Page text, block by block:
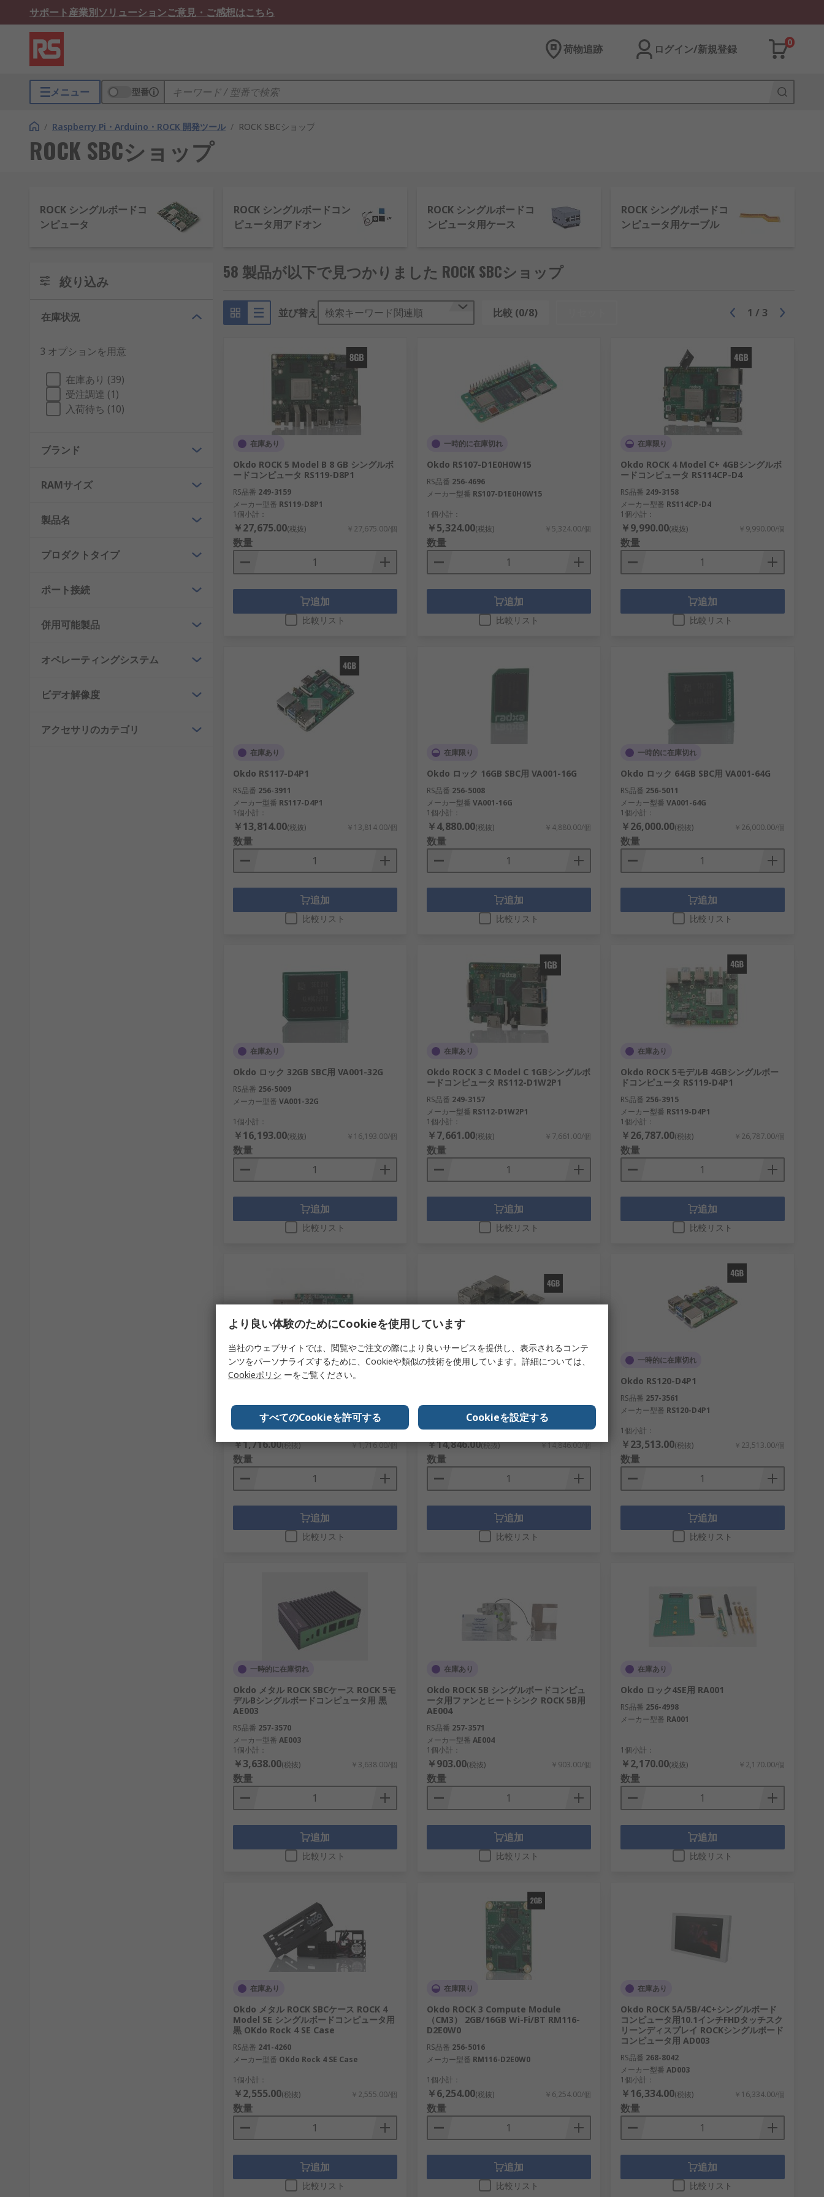
サポート産業別ソリューションご意見・ご感想はこちら
荷物追跡 ログイン/新規登録
0
メニュー 型番
/ Raspberry Pi・Arduino・ROCK 開発ツール / ROCK SBCショップ
ROCK SBCショップ
ROCK シングルボードコ
ンピュータ
ROCK シングルボードコン
ピュータ用アドオン
ROCK シングルボードコ
ンピュータ用ケース
ROCK シングルボードコ
ンピュータ用ケーブル
絞り込み
在庫状況
3 オプションを用意
在庫あり (39)
受注調達 (1)
入荷待ち (10)
ブランド
RAMサイズ
製品名
プロダクトタイプ
ポート接続
併用可能製品
オペレーティングシステム
ビデオ解像度
アクセサリのカテゴリ
58 製品が以下で見つかりました ROCK SBCショップ
並び替え 検索キーワード関連順 比較 (0/8) 1 / 3
在庫あり
Okdo ROCK 5 Model B 8 GB シングルボ
ードコンピュータ RS119-D8P1
RS品番 249-3159
メーカー型番 RS119-D8P1
1個小計：
￥27,675.00(税抜) ￥27,675.00/個
数量
追加
比較リスト
一時的に在庫切れ
Okdo RS107-D1E0H0W15
RS品番 256-4696
メーカー型番 RS107-D1E0H0W15
1個小計：
￥5,324.00(税抜) ￥5,324.00/個
数量
追加
比較リスト
在庫限り
Okdo ROCK 4 Model C+ 4GBシングルボ
ードコンピュータ RS114CP-D4
RS品番 249-3158
メーカー型番 RS114CP-D4
1個小計：
￥9,990.00(税抜) ￥9,990.00/個
数量
追加
比較リスト
在庫あり
Okdo RS117-D4P1
RS品番 256-3911
メーカー型番 RS117-D4P1
1個小計：
￥13,814.00(税抜) ￥13,814.00/個
数量
追加
比較リスト
在庫限り
Okdo ロック 16GB SBC用 VA001-16G
RS品番 256-5008
メーカー型番 VA001-16G
1個小計：
￥4,880.00(税抜) ￥4,880.00/個
数量
追加
比較リスト
一時的に在庫切れ
Okdo ロック 64GB SBC用 VA001-64G
RS品番 256-5011
メーカー型番 VA001-64G
1個小計：
￥26,000.00(税抜) ￥26,000.00/個
数量
追加
比較リスト
在庫あり
Okdo ロック 32GB SBC用 VA001-32G
RS品番 256-5009
メーカー型番 VA001-32G
1個小計：
￥16,193.00(税抜) ￥16,193.00/個
数量
追加
比較リスト
在庫あり
Okdo ROCK 3 C Model C 1GBシングルボ
ードコンピュータ RS112-D1W2P1
RS品番 249-3157
メーカー型番 RS112-D1W2P1
1個小計：
￥7,661.00(税抜) ￥7,661.00/個
数量
追加
比較リスト
在庫あり
Okdo ROCK 5モデルB 4GBシングルボー
ドコンピュータ RS119-D4P1
RS品番 256-3915
メーカー型番 RS119-D4P1
1個小計：
￥26,787.00(税抜) ￥26,787.00/個
数量
追加
比較リスト
在庫あり
Okdo SBCのロック用 RA004
1個小計：
￥1,716.00(税抜) ￥1,716.00/個
数量
追加
比較リスト
在庫限り
RS品番220-9536
メーカー型番RS114SE-D4W2P1
1個小計：
￥14,846.00(税抜) ￥14,846.00/個
数量
追加
比較リスト
一時的に在庫切れ
Okdo RS120-D4P1
RS品番 257-3561
メーカー型番 RS120-D4P1
1個小計：
￥23,513.00(税抜) ￥23,513.00/個
数量
追加
比較リスト
一時的に在庫切れ
Okdo メタル ROCK SBCケース ROCK 5モ
デルBシングルボードコンピュータ用 黒
AE003
RS品番 257-3570
メーカー型番 AE003
1個小計：
￥3,638.00(税抜) ￥3,638.00/個
数量
追加
比較リスト
在庫あり
Okdo ROCK 5B シングルボードコンピュ
ータ用ファンとヒートシンク ROCK 5B用
AE004
RS品番 257-3571
メーカー型番 AE004
1個小計：
￥903.00(税抜) ￥903.00/個
数量
追加
比較リスト
在庫あり
Okdo ロック4SE用 RA001
RS品番 256-4998
メーカー型番 RA001
1個小計：
￥2,170.00(税抜) ￥2,170.00/個
数量
追加
比較リスト
在庫あり
Okdo メタル ROCK SBCケース ROCK 4
Model SE シングルボードコンピュータ用
黒 OKdo Rock 4 SE Case
RS品番 241-4260
メーカー型番 OKdo Rock 4 SE Case
1個小計：
￥2,555.00(税抜) ￥2,555.00/個
数量
追加
比較リスト
在庫限り
Okdo ROCK 3 Compute Module
（CM3） 2GB/16GB Wi-Fi/BT RM116-
D2E0W0
RS品番 256-5016
メーカー型番 RM116-D2E0W0
1個小計：
￥6,254.00(税抜) ￥6,254.00/個
数量
追加
比較リスト
在庫あり
Okdo ROCK 5A/5B/4C+シングルボード
コンピュータ用10.1インチFHDタッチスク
リーンディスプレイ ROCKシングルボード
コンピュータ用 AD003
RS品番 268-8042
メーカー型番 AD003
1個小計：
￥16,334.00(税抜) ￥16,334.00/個
数量
追加
比較リスト
より良い体験のためにCookieを使用しています
当社のウェブサイトでは、閲覧やご注文の際により良いサービスを提供し、表示されるコンテ
ンツをパーソナライズするために、Cookieや類似の技術を使用しています。詳細については、
Cookieポリシ ーをご覧ください。
すべてのCookieを許可する Cookieを設定する